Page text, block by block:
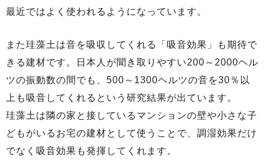
最近ではよく使われるようになっています。
また珪藻土は音を吸収してくれる「吸音効果」も期待で
きる建材です。日本人が聞き取りやすい200～2000ヘル
ツの振動数の間でも、500～1300ヘルツの音を30％以
上も吸音してくれるという研究結果が出ています。
珪藻土は隣の家と接しているマンションの壁や小さな子
どもがいるお宅の建材として使うことで、調湿効果だけ
でなく吸音効果も発揮してくれます。